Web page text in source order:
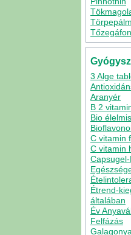
3 Alge
Aranyér
B 2
Bio
C vitamin
C vitamin
Étrend-
általában
Év
Felfázás
Galagonya